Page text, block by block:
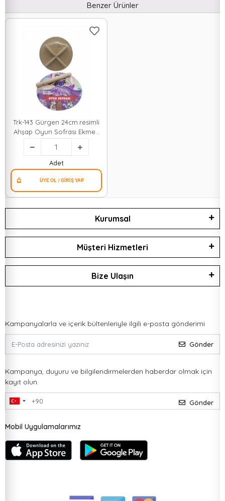
Benzer Ürünler
Trk-143 Gürgen 24cm.resimli
Ahşap Oyun Sofrası Ekmek
Tahta*70
Adet
Kurumsal
Müşteri Hizmetleri
Bize Ulaşın
Kampanyalarla ve içerik bültenleriyle ilgili e-posta gönderimi
Gönder
Kampanya, duyuru ve bilgilendirmelerden haberdar olmak için
kayıt olun.
Gönder
Mobil Uygulamalarımız